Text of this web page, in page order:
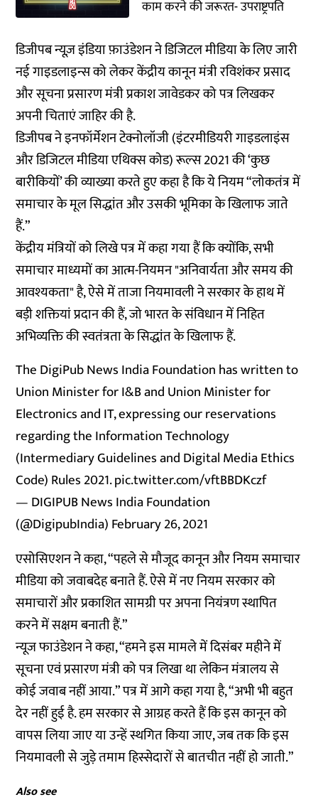
काम करने की जरूरत- उपराष्ट्रपति
डिजीपब न्यूज़ इंडिया फ़ाउंडेशन ने डिजिटल मीडिया के लिए जारी
नई गाइडलाइन्स को लेकर केंद्रीय कानून मंत्री रविशंकर प्रसाद
और सूचना प्रसारण मंत्री प्रकाश जावेडकर को पत्र लिखकर
अपनी चिताएं जाहिर की है.
डिजीपब ने इनफॉर्मेशन टेक्नोलॉजी (इंटरमीडियरी गाइडलाइंस
और डिजिटल मीडिया एथिक्स कोड) रूल्स 2021 की ‘कुछ
बारीकियों’ की व्याख्या करते हुए कहा है कि ये नियम “लोकतंत्र में
समाचार के मूल सिद्धांत और उसकी भूमिका के खिलाफ जाते
हैं.”
केंद्रीय मंत्रियों को लिखे पत्र में कहा गया हैं कि क्योंकि, सभी
समाचार माध्यमों का आत्म-नियमन "अनिवार्यता और समय की
आवश्यकता" है, ऐसे में ताजा नियमावली ने सरकार के हाथ में
बड़ी शक्तियां प्रदान की हैं, जो भारत के संविधान में निहित
अभिव्यक्ति की स्वतंत्रता के सिद्धांत के खिलाफ हैं.
The DigiPub News India Foundation has written to
Union Minister for I&B and Union Minister for
Electronics and IT, expressing our reservations
regarding the Information Technology
(Intermediary Guidelines and Digital Media Ethics
Code) Rules 2021.pic.twitter.com/vftBBDKczf
— DIGIPUB News India Foundation
(@DigipubIndia)February 26, 2021
एसोसिएशन ने कहा, “पहले से मौजूद कानून और नियम समाचार
मीडिया को जवाबदेह बनाते हैं. ऐसे में नए नियम सरकार को
समाचारों और प्रकाशित सामग्री पर अपना नियंत्रण स्थापित
करने में सक्षम बनाती हैं.”
न्यूज फाउंडेशन ने कहा, “हमने इस मामले में दिसंबर महीने में
सूचना एवं प्रसारण मंत्री को पत्र लिखा था लेकिन मंत्रालय से
कोई जवाब नहीं आया.” पत्र में आगे कहा गया है, “अभी भी बहुत
देर नहीं हुई है. हम सरकार से आग्रह करते हैं कि इस कानून को
वापस लिया जाए या उन्हें स्थगित किया जाए, जब तक कि इस
नियमावली से जुड़े तमाम हिस्सेदारों से बातचीत नहीं हो जाती.”
Also see